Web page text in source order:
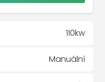
110kw
Manuální